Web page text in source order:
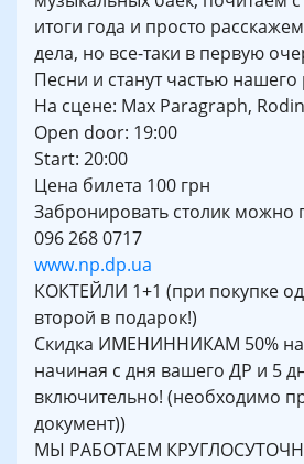
итоги года и просто
дела, но все-таки в первую
Песни и станут частью нашего
На сцене: Max Paragraph, Rodin
Open door: 19:00
Start: 20:00
Цена билета 100 грн
Забронировать столик можно
096 268 0717
www.np.dp.ua
КОКТЕЙЛИ 1+1 (при покупке
второй в подарок!)
Скидка ИМЕНИННИКАМ 50% на
начиная с дня вашего ДР и 5
включительно! (необходимо
документ))
МЫ РАБОТАЕМ